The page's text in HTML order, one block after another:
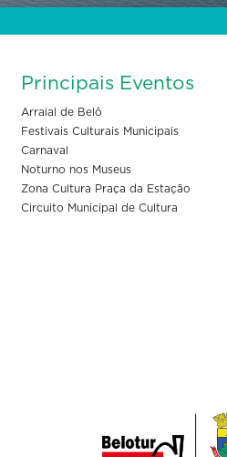
Principais Eventos
Arraial de Belô
Festivais Culturais Municipais
Carnaval
Noturno nos Museus
Zona Cultura Praça da Estação
Circuito Municipal de Cultura